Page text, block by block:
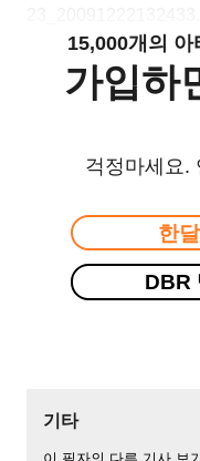
15,000개의 아
가입하
걱정마세요.
한
DBR
기타